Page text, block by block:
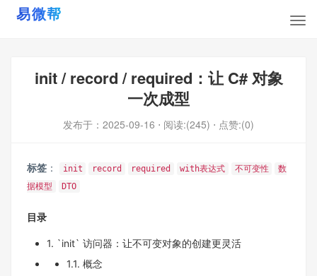
init / record / required：让 C# 对象
一次成型
发布于： 2025-09-16 ⋅ 阅读:(245) ⋅ 点赞:(0)
标签 ： init record required with表达式 不可变性
数
据模型
DTO
目录
1. `init` 访问器：让不可变对象的创建更灵活
1.1. 概念